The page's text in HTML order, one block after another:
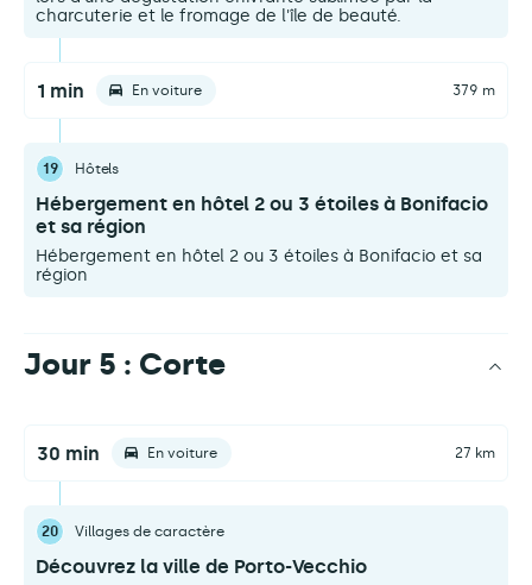
charcuterie et le fromage de l'île de beauté.
1 min En voiture 379 m
19 Hôtels
Hébergement en hôtel 2 ou 3 étoiles à Bonifacio
et sa région
Hébergement en hôtel 2 ou 3 étoiles à Bonifacio et sa
région
Jour 5 : Corte
30 min En voiture 27 km
20 Villages de caractère
Découvrez la ville de Porto-Vecchio